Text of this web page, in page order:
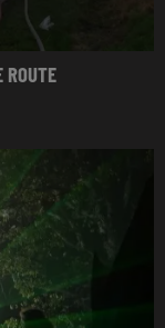
ROUTE